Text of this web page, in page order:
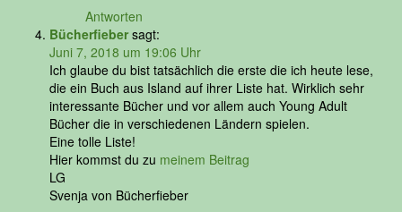
Antworten
Bücherfieber sagt:
Juni 7, 2018 um 19:06 Uhr
Ich glaube du bist tatsächlich die erste die ich heute lese,
die ein Buch aus Island auf ihrer Liste hat. Wirklich sehr
interessante Bücher und vor allem auch Young Adult
Bücher die in verschiedenen Ländern spielen.
Eine tolle Liste!
Hier kommst du zu meinem Beitrag
LG
Svenja von Bücherfieber